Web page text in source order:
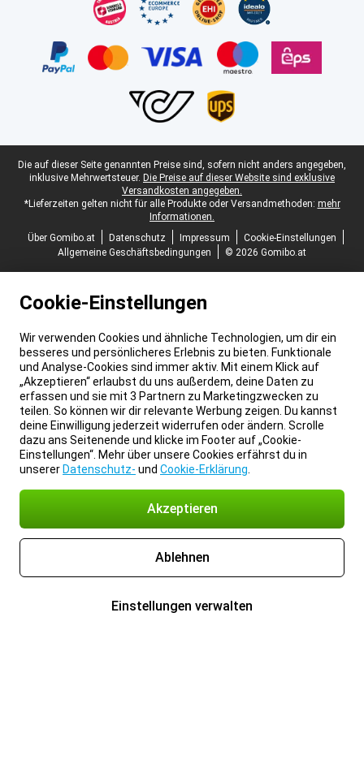
Juristische Fußzeile
Die auf dieser Seite genannten Preise sind, sofern nicht anders angegeben,
inklusive Mehrwertsteuer. Die Preise auf dieser Website sind exklusive
Versandkosten angegeben.
*Lieferzeiten gelten nicht für alle Produkte oder Versandmethoden: mehr
Informationen.
Über Gomibo.at
Datenschutz Impressum
Cookie-Einstellungen
Allgemeine Geschäftsbedingungen
© 2026 Gomibo.at
Cookie-Einstellungen
Wir verwenden Cookies und ähnliche Technologien, um dir ein
besseres und persönlicheres Erlebnis zu bieten. Funktionale
und Analyse-Cookies sind immer aktiv. Mit einem Klick auf
„Akzeptieren“ erlaubst du uns außerdem, deine Daten zu
erfassen und sie mit 3 Partnern zu Marketingzwecken zu
teilen. So können wir dir relevante Werbung zeigen. Du kannst
deine Einwilligung jederzeit widerrufen oder ändern. Scrolle
dazu ans Seitenende und klicke im Footer auf „Cookie-
Einstellungen“. Mehr über unsere Cookies erfährst du in
unserer Datenschutz- und Cookie-Erklärung
Akzeptieren
Ablehnen
Einstellungen verwalten